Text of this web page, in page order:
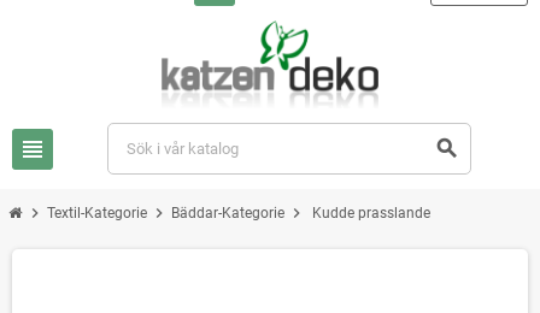
view_headline search
chevron_right Textil-Kategorie chevron_right Bäddar-Kategorie chevron_right Kudde prasslande